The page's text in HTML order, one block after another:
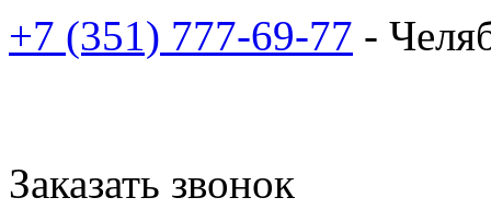
+7 (351) 777-69-77 -
Заказать звонок